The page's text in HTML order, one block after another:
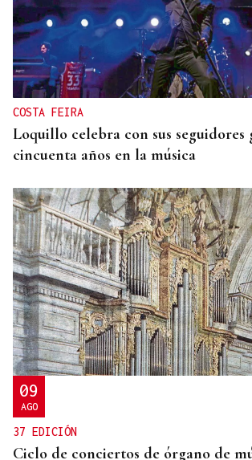
COSTA FEIRA
Loquillo celebra con sus seguidores
cincuenta años en la música
09
AGO
37 EDICIÓN
Ciclo de conciertos de órgano de